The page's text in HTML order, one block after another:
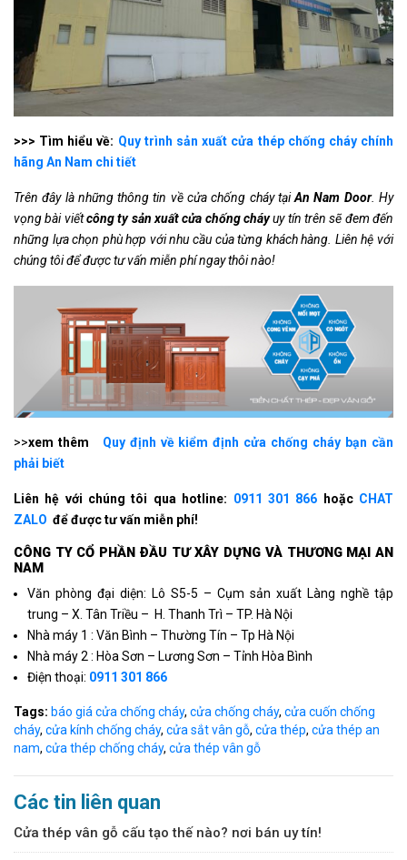
>>> Tìm hiểu về: Quy trình sản xuất cửa thép chống cháy chính
hãng An Nam chi tiết
Trên đây là những thông tin về cửa chống cháy tạiAn Nam Door. Hy
vọng bài viếtcông ty sản xuất cửa chống cháyuy tín trên sẽ đem đến
những lựa chọn phù hợp với nhu cầu của từng khách hàng. Liên hệ với
chúng tôi để được tư vấn miễn phí ngay thôi nào!
>>xem thêm
Quy định về kiểm định cửa chống cháy bạn cần
phải biết
Liên hệ với chúng tôi qua hotline: 0911 301 866 hoặcCHAT
ZALO để được tư vấn miễn phí!
CÔNG TY CỔ PHẦN ÐẦU TƯ XÂY DỰNG VÀ THƯƠNG MẠI AN
NAM
Văn phòng đại diện: Lô S5-5 – Cụm sản xuất Làng nghề tập
trung – X. Tân Triều – H. Thanh Trì – TP. Hà Nội
Nhà máy 1 : Văn Bình – Thường Tín – Tp Hà Nội
Nhà máy 2 : Hòa Sơn – Lương Sơn – Tỉnh Hòa Bình
Điện thoại: 0911 301 866
Tags: báo giá cửa chống cháy, cửa chống cháy, cửa cuốn chống
cháy, cửa kính chống cháy, cửa sắt vân gỗ, cửa thép, cửa thép an
nam, cửa thép chống cháy, cửa thép vân gỗ
Các tin liên quan
Cửa thép vân gỗ cấu tạo thế nào? nơi bán uy tín!